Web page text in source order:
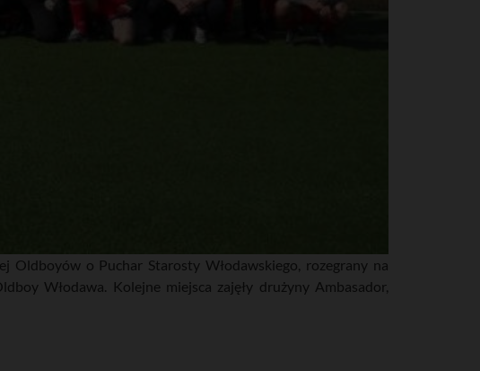
Oldboyów o Puchar Starosty Włodawskiego, rozegrany na
Włodawa. Kolejne miejsca zajęły drużyny Ambasador,